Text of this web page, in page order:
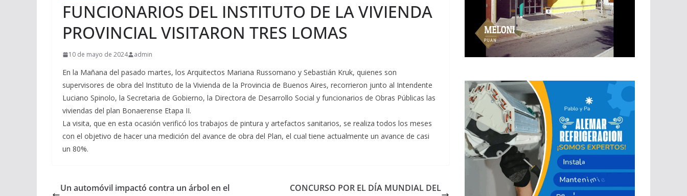
FUNCIONARIOS DEL INSTITUTO DE LA VIVIENDA
PROVINCIAL VISITARON TRES LOMAS
10 de mayo de 2024 admin
En la Mañana del pasado martes, los Arquitectos Mariana Russomano y Sebastián Kruk, quienes son
supervisores de obra del Instituto de la Vivienda de la Provincia de Buenos Aires, recorrieron junto al Intendente
Luciano Spinolo, la Secretaria de Gobierno, la Directora de Desarrollo Social y funcionarios de Obras Públicas las
viviendas del plan Bonaerense Etapa II.
La visita, que en esta ocasión verificó los trabajos de pintura y artefactos sanitarios, se realiza todos los meses
con el objetivo de hacer una medición del avance de obra del Plan, el cual tiene actualmente un avance de casi
un 80%.
Un automóvil impactó contra un árbol en el
CONCURSO POR EL DÍA MUNDIAL DEL